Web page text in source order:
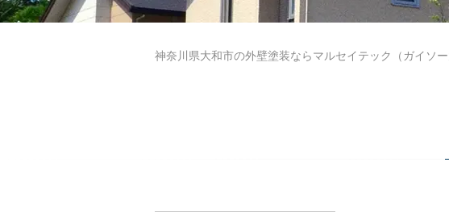
神奈川県大和市の外壁塗装ならマルセイテック（ガイソ